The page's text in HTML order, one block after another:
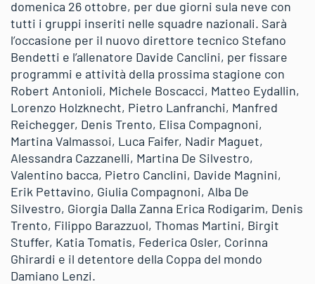
domenica 26 ottobre, per due giorni sula neve con
tutti i gruppi inseriti nelle squadre nazionali. Sarà
l’occasione per il nuovo direttore tecnico Stefano
Bendetti e l’allenatore Davide Canclini, per fissare
programmi e attività della prossima stagione con
Robert Antonioli, Michele Boscacci, Matteo Eydallin,
Lorenzo Holzknecht, Pietro Lanfranchi, Manfred
Reichegger, Denis Trento, Elisa Compagnoni,
Martina Valmassoi, Luca Faifer, Nadir Maguet,
Alessandra Cazzanelli, Martina De Silvestro,
Valentino bacca, Pietro Canclini, Davide Magnini,
Erik Pettavino, Giulia Compagnoni, Alba De
Silvestro, Giorgia Dalla Zanna Erica Rodigarim, Denis
Trento, Filippo Barazzuol, Thomas Martini, Birgit
Stuffer, Katia Tomatis, Federica Osler, Corinna
Ghirardi e il detentore della Coppa del mondo
Damiano Lenzi.